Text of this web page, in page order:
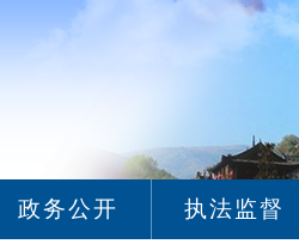
政务公开 执法监督